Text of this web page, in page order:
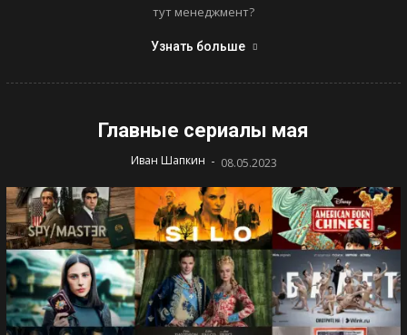
тут менеджмент?
Узнать больше
Главные сериалы мая
Иван Шапкин - 08.05.2023